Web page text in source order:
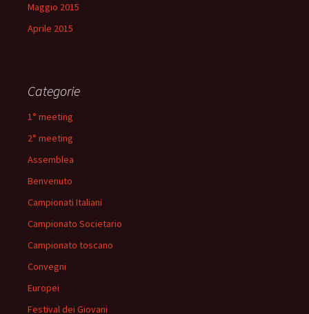
Maggio 2015
Aprile 2015
Categorie
1° meeting
2° meeting
Assemblea
Benvenuto
Campionati Italiani
Campionato Societario
Campionato toscano
Convegni
Europei
Festival dei Giovani